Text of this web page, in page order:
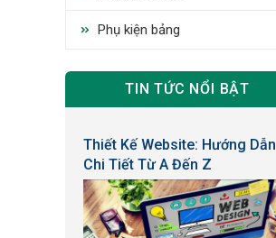
Phụ kiện bảng
TIN TỨC NỔI BẬT
Thiết Kế Website: Hướng Dẫn
Chi Tiết Từ A Đến Z